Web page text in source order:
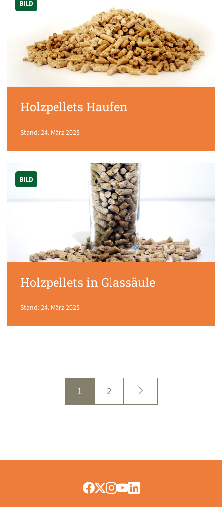
BILD
Holzpellets Haufen
Stand: 24. März 2025
BILD
Holzpellets in Glassäule
Stand: 24. März 2025
1 2